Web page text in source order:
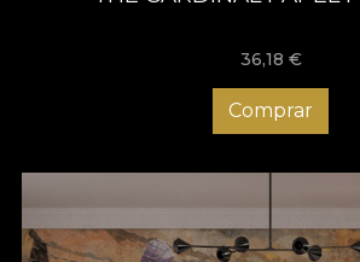
36,18 €
Comprar